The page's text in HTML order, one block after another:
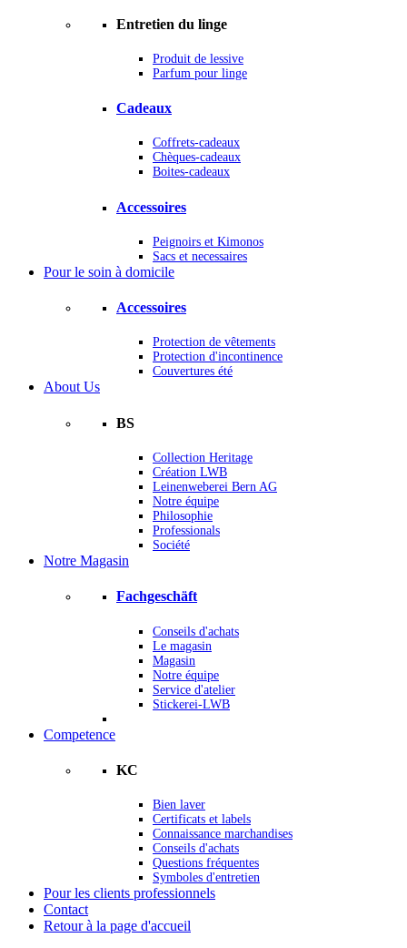
Entretien du linge
Produit de lessive
Parfum pour linge
Cadeaux
Coffrets-cadeaux
Chèques-cadeaux
Boites-cadeaux
Accessoires
Peignoirs et Kimonos
Sacs et necessaires
Pour le soin à domicile
Accessoires
Protection de vêtements
Protection d'incontinence
Couvertures été
About Us
BS
Collection Heritage
Création LWB
Leinenweberei Bern AG
Notre équipe
Philosophie
Professionals
Société
Notre Magasin
Fachgeschäft
Conseils d'achats
Le magasin
Magasin
Notre équipe
Service d'atelier
Stickerei-LWB
Competence
KC
Bien laver
Certificats et labels
Connaissance marchandises
Conseils d'achats
Questions fréquentes
Symboles d'entretien
Pour les clients professionnels
Contact
Retour à la page d'accueil